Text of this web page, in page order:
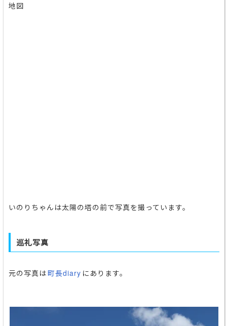
地図
いのりちゃんは太陽の塔の前で写真を撮っています。
巡礼写真
元の写真は町長diary にあります。